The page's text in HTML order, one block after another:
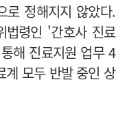
로 정해지지 않았다.
법령인 '간호사 진료
해 진료지원 업무 4
계 모두 반발 중인 상